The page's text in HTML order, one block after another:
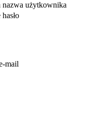
nazwa użytkownika
mail